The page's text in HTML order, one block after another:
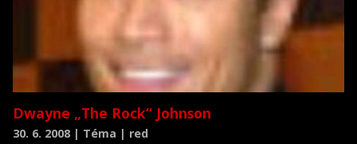
Dwayne „The Rock“ Johnson
30. 6. 2008 | Téma | red